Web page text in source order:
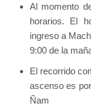
Al momento
horarios. El
ingreso a
9:00 de la
El recorrido
ascenso es
Ñam